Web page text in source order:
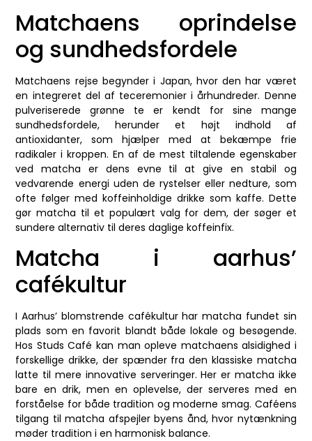
Matchaens oprindelse
og sundhedsfordele
Matchaens rejse begynder i Japan, hvor den har været
en integreret del af teceremonier i århundreder. Denne
pulveriserede grønne te er kendt for sine mange
sundhedsfordele, herunder et højt indhold af
antioxidanter, som hjælper med at bekæmpe frie
radikaler i kroppen. En af de mest tiltalende egenskaber
ved matcha er dens evne til at give en stabil og
vedvarende energi uden de rystelser eller nedture, som
ofte følger med koffeinholdige drikke som kaffe. Dette
gør matcha til et populært valg for dem, der søger et
sundere alternativ til deres daglige koffeinfix.
Matcha i aarhus’
cafékultur
I Aarhus’ blomstrende cafékultur har matcha fundet sin
plads som en favorit blandt både lokale og besøgende.
Hos Studs Café kan man opleve matchaens alsidighed i
forskellige drikke, der spænder fra den klassiske matcha
latte til mere innovative serveringer. Her er matcha ikke
bare en drik, men en oplevelse, der serveres med en
forståelse for både tradition og moderne smag. Caféens
tilgang til matcha afspejler byens ånd, hvor nytænkning
møder tradition i en harmonisk balance.